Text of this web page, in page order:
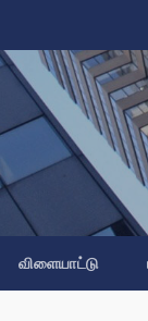
விளையாட்டு